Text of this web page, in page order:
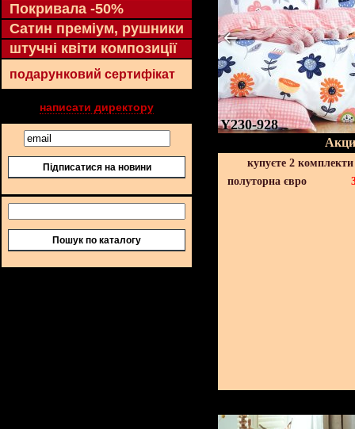
Покривала -50%
Сатин преміум, рушники
штучні квіти композиції
подарунковий сертифікат
написати директору
Підписатися на новини
Пошук по каталогу
Y230-928
купуєте 2
полуторна євро